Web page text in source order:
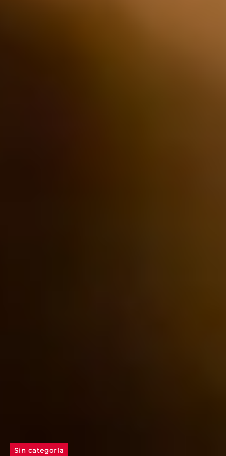
Sin categoría